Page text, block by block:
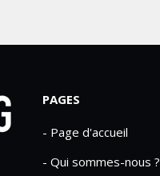
PAGES
- Page d'accueil
- Qui sommes-nous ?